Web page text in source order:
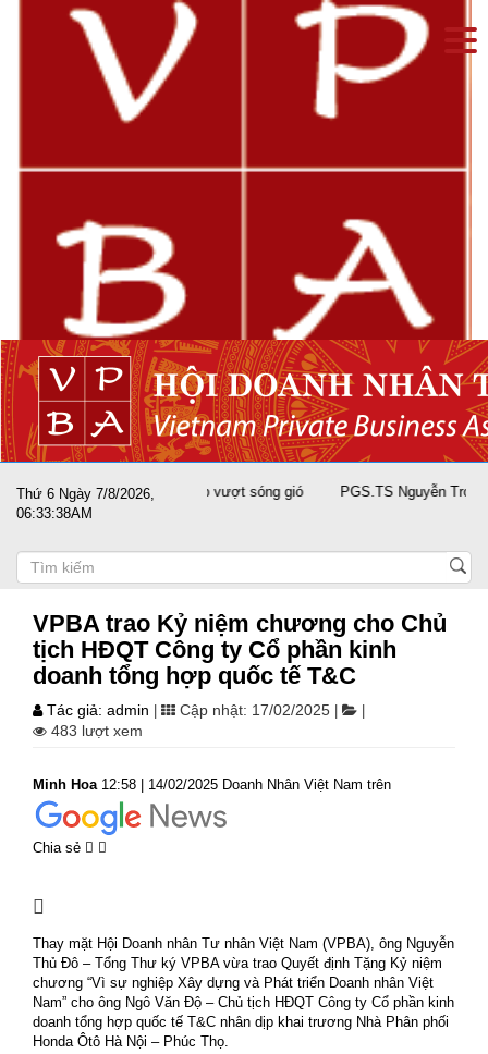
Thứ 6 Ngày 7/8/2026,
06:33:39AM
cánh cùng doanh nghiệp vượt sóng gió PGS.TS Nguyễn Trọng
VPBA trao Kỷ niệm chương cho Chủ
tịch HĐQT Công ty Cổ phần kinh
doanh tổng hợp quốc tế T&C
Tác giả: admin Cập nhật: 17/02/2025
483 lượt xem
Minh Hoa12:58 | 14/02/2025 Doanh Nhân Việt Nam trên
Chia sẻ
Thay mặt Hội Doanh nhân Tư nhân Việt Nam (VPBA), ông Nguyễn
Thủ Đô – Tổng Thư ký VPBA vừa trao Quyết định Tặng Kỷ niệm
chương “Vì sự nghiệp Xây dựng và Phát triển Doanh nhân Việt
Nam” cho ông Ngô Văn Độ – Chủ tịch HĐQT Công ty Cổ phần kinh
doanh tổng hợp quốc tế T&C nhân dịp khai trương Nhà Phân phối
Honda Ôtô Hà Nội – Phúc Thọ.